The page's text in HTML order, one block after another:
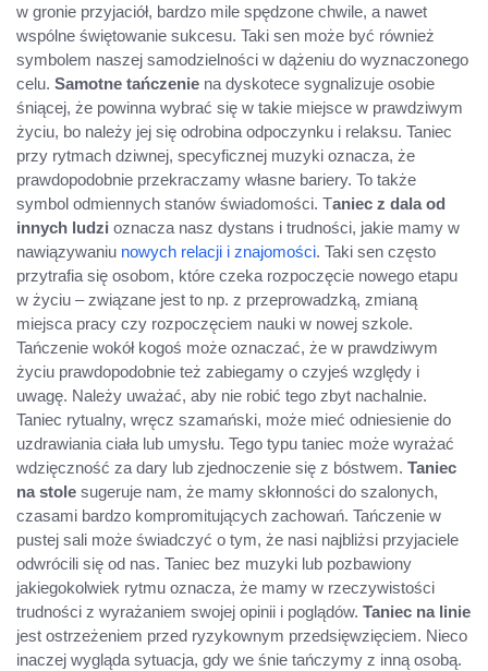
w gronie przyjaciół, bardzo mile spędzone chwile, a nawet
wspólne świętowanie sukcesu. Taki sen może być również
symbolem naszej samodzielności w dążeniu do wyznaczonego
celu. Samotne tańczenie na dyskotece sygnalizuje osobie
śniącej, że powinna wybrać się w takie miejsce w prawdziwym
życiu, bo należy jej się odrobina odpoczynku i relaksu. Taniec
przy rytmach dziwnej, specyficznej muzyki oznacza, że
prawdopodobnie przekraczamy własne bariery. To także
symbol odmiennych stanów świadomości. Taniec z dala od
innych ludzi oznacza nasz dystans i trudności, jakie mamy w
nawiązywaniu nowych relacji i znajomości. Taki sen często
przytrafia się osobom, które czeka rozpoczęcie nowego etapu
w życiu – związane jest to np. z przeprowadzką, zmianą
miejsca pracy czy rozpoczęciem nauki w nowej szkole.
Tańczenie wokół kogoś może oznaczać, że w prawdziwym
życiu prawdopodobnie też zabiegamy o czyjeś względy i
uwagę. Należy uważać, aby nie robić tego zbyt nachalnie.
Taniec rytualny, wręcz szamański, może mieć odniesienie do
uzdrawiania ciała lub umysłu. Tego typu taniec może wyrażać
wdzięczność za dary lub zjednoczenie się z bóstwem. Taniec
na stole sugeruje nam, że mamy skłonności do szalonych,
czasami bardzo kompromitujących zachowań. Tańczenie w
pustej sali może świadczyć o tym, że nasi najbliżsi przyjaciele
odwrócili się od nas. Taniec bez muzyki lub pozbawiony
jakiegokolwiek rytmu oznacza, że mamy w rzeczywistości
trudności z wyrażaniem swojej opinii i poglądów. Taniec na linie
jest ostrzeżeniem przed ryzykownym przedsięwzięciem. Nieco
inaczej wygląda sytuacja, gdy we śnie tańczymy z inną osobą.